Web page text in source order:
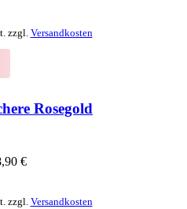
zzgl. Versandkosten
Rosegold
€
zzgl. Versandkosten